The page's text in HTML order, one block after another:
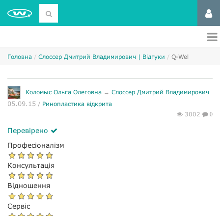
Головна Слоссер Дмитрий Владимирович | Відгуки Q-Wel
Коломыс Ольга Олеговна → Слоссер Дмитрий Владимирович
05.09.15 / Ринопластика відкрита
3002
0
Перевірено
Професіоналізм
Консультація
Відношення
Сервіс